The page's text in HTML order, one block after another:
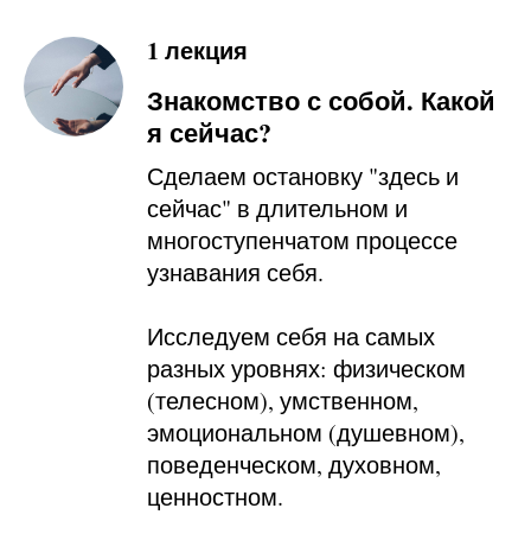
1 лекция
Знакомство с собой. Какой
я сейчас?
Сделаем остановку "здесь и
сейчас" в длительном и
многоступенчатом процессе
узнавания себя.
Исследуем себя на самых
разных уровнях: физическом
(телесном), умственном,
эмоциональном (душевном),
поведенческом, духовном,
ценностном.